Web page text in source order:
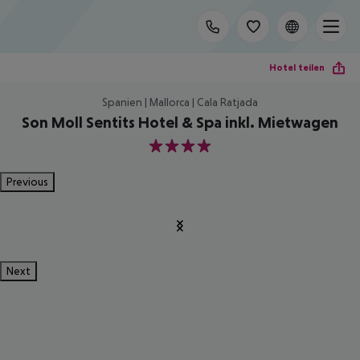
Hotel teilen
Spanien | Mallorca | Cala Ratjada
Son Moll Sentits Hotel & Spa inkl. Mietwagen
4
Previous
Next